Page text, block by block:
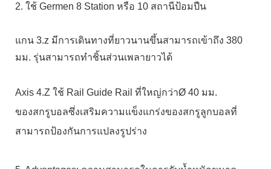
2. ใช้ Germen 8 Station หรือ 10 สถานีป้อมปืน
แกน 3.z มีการเดินทางที่ยาวนานขึ้นสามารถเข้าถึง 380
มม. รุ่นสามารถทำชิ้นส่วนเพลายาวได้
Axis 4.Z ใช้ Rail Guide Rail ที่ใหญ่กว่าØ 40 มม.
ของสกรูบอลซึ่งเสริมความแข็งแกร่งของสกรูลูกบอลที่
สามารถป้องกันการแปลงรูปร่าง